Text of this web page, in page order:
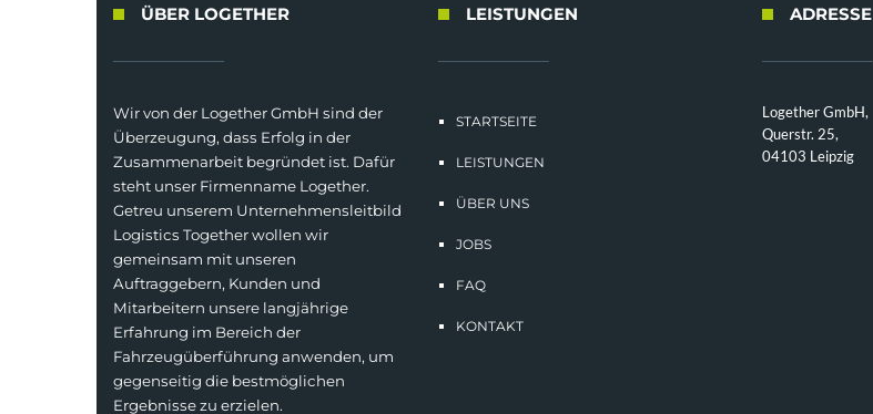
ÜBER LOGETHER
Wir von der Logether GmbH sind der
Überzeugung, dass Erfolg in der
Zusammenarbeit begründet ist. Dafür
steht unser Firmenname Logether.
Getreu unserem Unternehmensleitbild
Logistics Together wollen wir
gemeinsam mit unseren
Auftraggebern, Kunden und
Mitarbeitern unsere langjährige
Erfahrung im Bereich der
Fahrzeugüberführung anwenden, um
gegenseitig die bestmöglichen
Ergebnisse zu erzielen.
LEISTUNGEN
STARTSEITE
LEISTUNGEN
ÜBER UNS
JOBS
FAQ
KONTAKT
ADRESSE
Logether GmbH,
Querstr. 25,
04103 Leipzig